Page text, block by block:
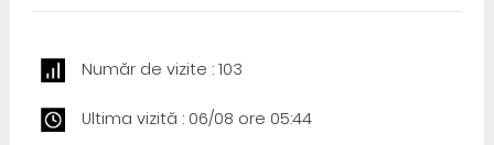
Număr de vizite : 103
Ultima vizită : 06/08 ore 05:44